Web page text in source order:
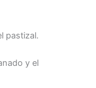
pastizal.
y el